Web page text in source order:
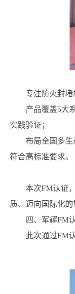
专注防火封
产品覆盖5大
实践验证；
布局全国多
符合高标准要求。
本次FM认证
质、迈向国际化的
四、军辉FM
此次通过FM